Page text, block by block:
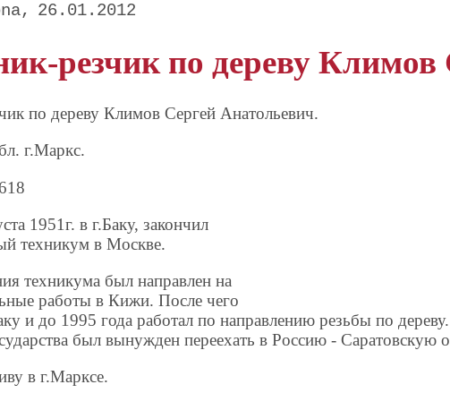
26.01.2012
резчик по дереву
по дереву Климов Сергей Анатольевич.
г.Маркс.
1951г. в г.Баку, закончил
техникум в Москве.
техникума был направлен на
работы в Кижи. После чего
и до 1995 года работал по направлению резьбы по
был вынужден переехать в Россию - Саратовскую
в г.Марксе.